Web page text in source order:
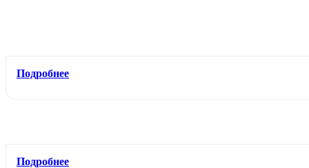
Подробнее
Подробнее